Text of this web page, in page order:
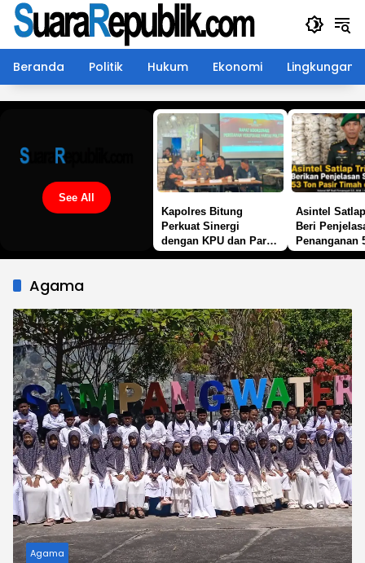
Langsung
konten
Beranda
Politik Hukum Ekonomi Lingkungan
See All
Kapolres Bitung
Perkuat Sinergi
dengan KPU dan Partai
Asintel
Beri
Penanganan
Agama
Agama